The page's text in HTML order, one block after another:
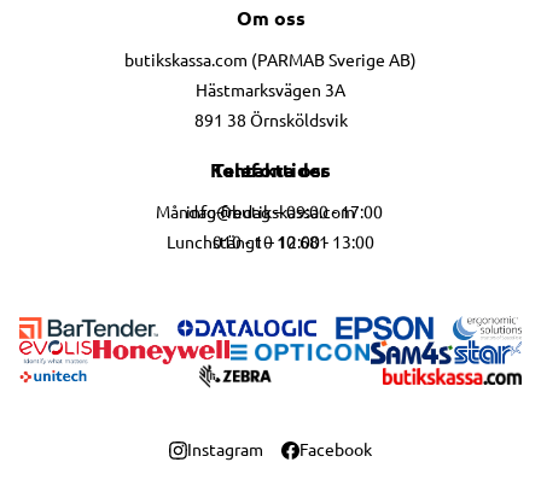
Om oss
butikskassa.com (PARMAB Sverige AB)
Hästmarksvägen 3A
891 38 Örnsköldsvik
Kontakta oss
info@butikskassa.com
010 - 10 10 681
Telefontider
Måndag-fredag – 09:00 - 17:00
Lunchstängt – 12:00 - 13:00
Instagram Facebook